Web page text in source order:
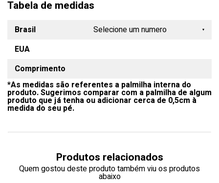
Tabela de medidas
Brasil
EUA
Comprimento
*As medidas são referentes a palmilha interna do
produto. Sugerimos comparar com a palmilha de algum
produto que já tenha ou adicionar cerca de 0,5cm à
medida do seu pé.
Selecione um numero
20
24
Produtos relacionados
Quem gostou deste produto também viu os produtos
abaixo